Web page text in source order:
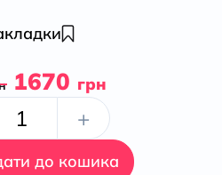
1670 грн
+
до кошика